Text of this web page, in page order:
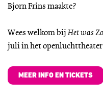
Bjorn Frins maakte?
Wees welkom bijHet was
juli in het openluchttheater
MEER INFO EN TICKETS